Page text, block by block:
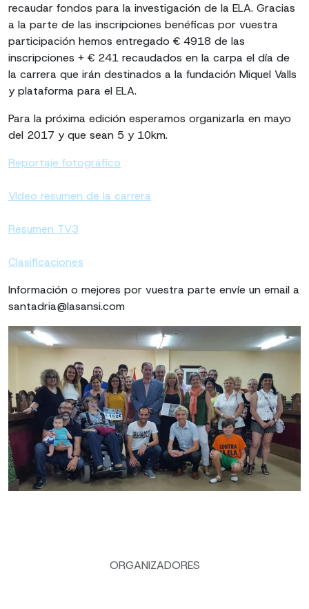
recaudar fondos para la investigación de la ELA. Gracias
a la parte de las inscripciones benéficas por vuestra
participación hemos entregado € 4918 de las
inscripciones + € 241 recaudados en la carpa el día de
la carrera que irán destinados a la fundación Miquel Valls
y plataforma para el ELA.
Para la próxima edición esperamos organizarla en mayo
del 2017 y que sean 5 y 10km.
Reportaje fotográfico
Vídeo resumen de la carrera
Resumen TV3
Clasificaciones
Información o mejores por vuestra parte envíe un email a
santadria@lasansi.com
ORGANIZADORES